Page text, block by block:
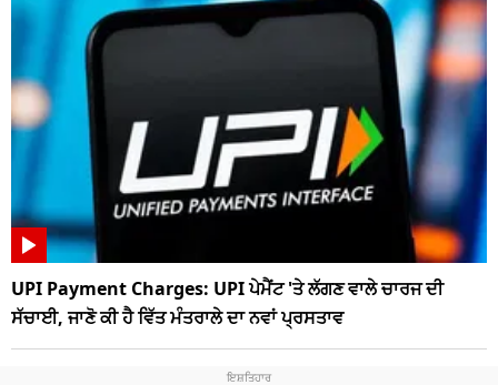
UPI Payment Charges: UPI ਪੇਮੈਂਟ 'ਤੇ ਲੱਗਣ ਵਾਲੇ ਚਾਰਜ ਦੀ
ਸੱਚਾਈ, ਜਾਣੋ ਕੀ ਹੈ ਵਿੱਤ ਮੰਤਰਾਲੇ ਦਾ ਨਵਾਂ ਪ੍ਰਸਤਾਵ